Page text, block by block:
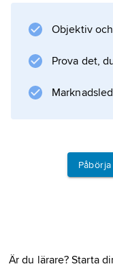
Objektiv
Prova det,
Är du lärare? Starta